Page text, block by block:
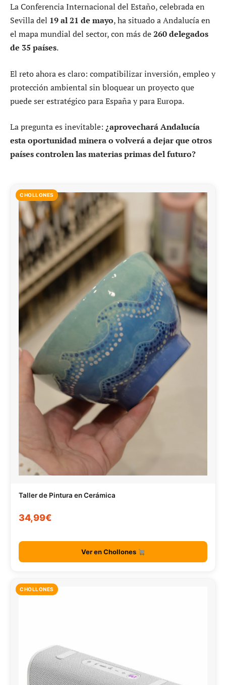
La Conferencia Internacional del Estaño, celebrada en
Sevilla del 19 al 21 de mayo, ha situado a Andalucía en
el mapa mundial del sector, con más de260 delegados
de 35 países.
El reto ahora es claro: compatibilizar inversión, empleo y
protección ambiental sin bloquear un proyecto que
puede ser estratégico para España y para Europa.
La pregunta es inevitable: ¿aprovechará Andalucía
esta oportunidad minera o volverá a dejar que otros
países controlen las materias primas del futuro?
CHOLLONES
Taller de Pintura en Cerámica
34,99€
Ver en Chollones
CHOLLONES